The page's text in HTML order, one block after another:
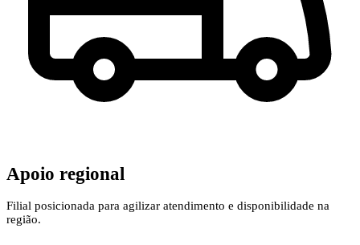
Apoio regional
Filial posicionada para agilizar atendimento e disponibilidade na
região.